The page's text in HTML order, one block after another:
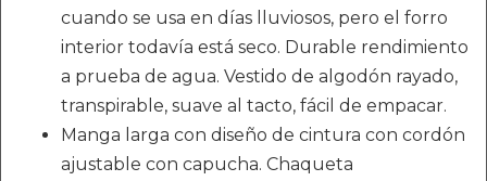
cuando se usa en días lluviosos, pero el forro
interior todavía está seco. Durable rendimiento
a prueba de agua. Vestido de algodón rayado,
transpirable, suave al tacto, fácil de empacar.
Manga larga con diseño de cintura con cordón
ajustable con capucha. Chaqueta